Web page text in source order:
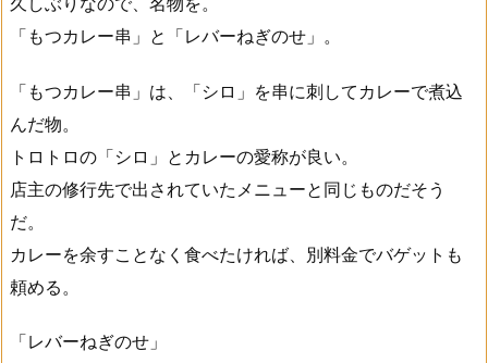
「もつカレー串」と「レバーねぎのせ」。
「もつカレー串」は、「シロ」を串に刺してカレーで煮込
んだ物。
トロトロの「シロ」とカレーの愛称が良い。
店主の修行先で出されていたメニューと同じものだそう
だ。
カレーを余すことなく食べたければ、別料金でバゲットも
頼める。
「レバーねぎのせ」